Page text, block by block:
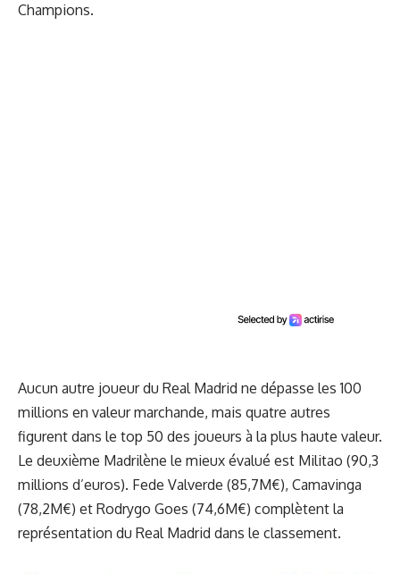
Champions.
Aucun autre joueur du Real Madrid ne dépasse les 100
millions en valeur marchande, mais quatre autres
figurent dans le top 50 des joueurs à la plus haute valeur.
Le deuxième Madrilène le mieux évalué est Militao (90,3
millions d’euros). Fede Valverde (85,7M€), Camavinga
(78,2M€) et Rodrygo Goes (74,6M€) complètent la
représentation du Real Madrid dans le classement.